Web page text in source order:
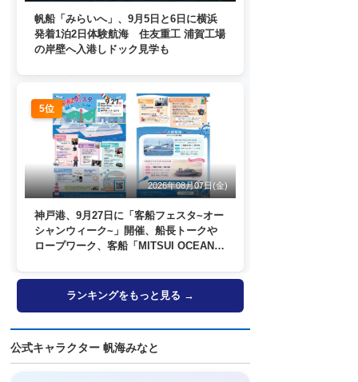
帆船「みらいへ」、9月5日と6日に横浜
発着1泊2日体験航海 住友重工 浦賀工場
の岸壁へ入港しドック見学も
5位
2026年08月07日(金)
神戸港、9月27日に「客船フェスタ~オー
シャンウィーク~」開催、船長トークや
ロープワーク、客船「MITSUI OCEAN
ランキングをもっと見る →
公式キャラクター 帆海みなと